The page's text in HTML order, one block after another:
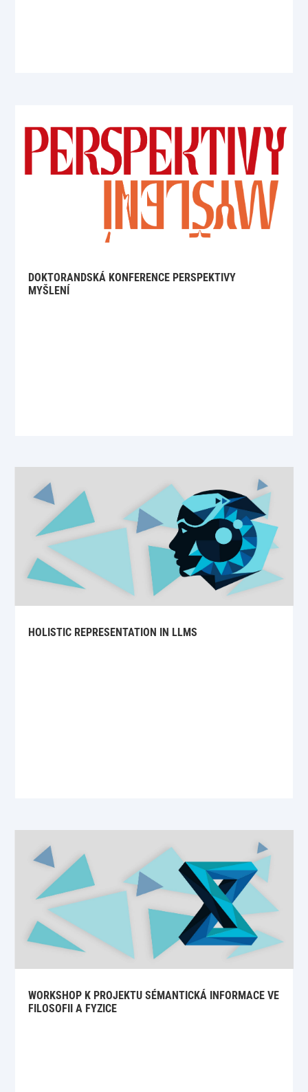
DOKTORANDSKÁ KONFERENCE PERSPEKTIVY
MYŠLENÍ
HOLISTIC REPRESENTATION IN LLMS
WORKSHOP K PROJEKTU SÉMANTICKÁ INFORMACE VE
FILOSOFII A FYZICE